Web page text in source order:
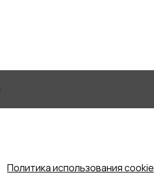
Политика использования cookie